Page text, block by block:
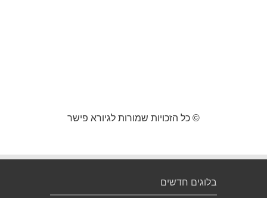
© כל הזכויות שמורות לגיורא פישר
בלוגים חדשים